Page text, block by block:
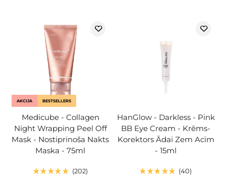
AKCIJA BESTSELLERS
Medicube - Collagen
Night Wrapping Peel Off
Mask - Nostiprinoša Nakts
Maska - 75ml
202
HanGlow - Darkless - Pink
BB Eye Cream - Krēms-
Korektors Ādai Zem Acīm
- 15ml
40